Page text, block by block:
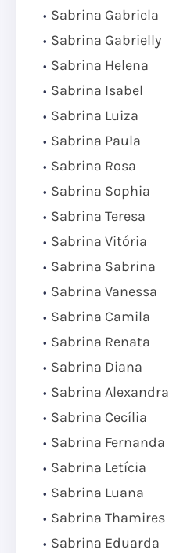
Sabrina Gabriela
Sabrina Gabrielly
Sabrina Helena
Sabrina Isabel
Sabrina Luiza
Sabrina Paula
Sabrina Rosa
Sabrina Sophia
Sabrina Teresa
Sabrina Vitória
Sabrina Sabrina
Sabrina Vanessa
Sabrina Camila
Sabrina Renata
Sabrina Diana
Sabrina Alexandra
Sabrina Cecília
Sabrina Fernanda
Sabrina Letícia
Sabrina Luana
Sabrina Thamires
Sabrina Eduarda